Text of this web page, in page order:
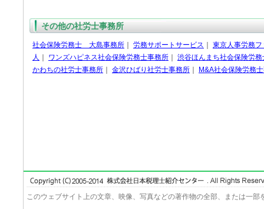
その他の社労士事務所
社会保険労務士 大島事務所 労務サポートサービス
東京人事労務
人
ワンズハピネス社会保険労務士事務所
渋谷ほんまち社会保険労務
かわちの社労士事務所
金沢ひばり社労士事務所 M&A社会保険労務
このウェブサイト上の文章、映像、写真などの著作物の全部、または一